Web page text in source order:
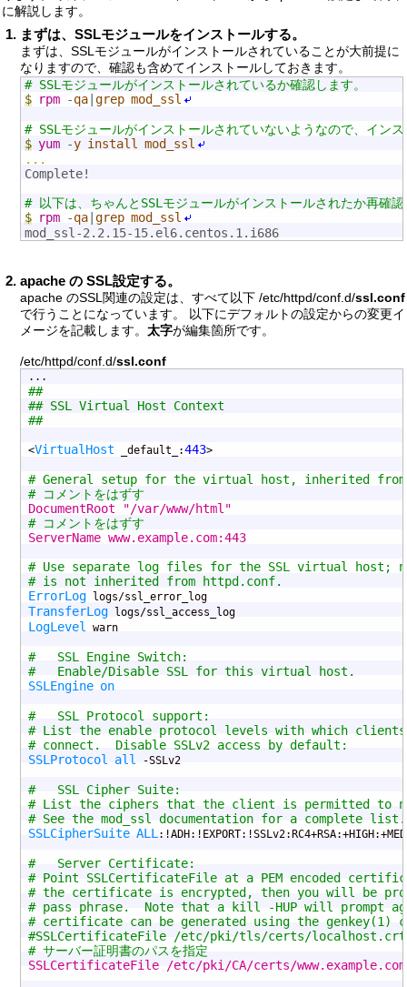
に解説します。
まずは、SSLモジュールをインストールする。
まずは、SSLモジュールがインストールされていることが大前提に
なりますので、確認も含めてインストールしておきます。
# SSLモジュールがインストールされているか確認します。
$ rpm -qa grep mod_ssl
# SSLモジュールがインストールされていないようなので、イン
$ yum -y install mod_ssl
...
Complete!
# 以下は、ちゃんとSSLモジュールがインストールされたか再確
$ rpm -qa grep mod_ssl
mod_ssl-2.2.15-15.el6.centos.1.i686
apache の SSL設定する。
apache のSSL関連の設定は、すべて以下 /etc/httpd/conf.d/ssl.conf
で行うことになっています。 以下にデフォルトの設定からの変更イ
メージを記載します。 太字が編集箇所です。
/etc/httpd/conf.d/ssl.conf
##
## SSL Virtual Host Context
##
<VirtualHost _default_:443>
# General setup for the virtual host, inherited
# コメントをはずす
# コメントをはずす
# Use separate log files for the SSL virtual host;
# is not inherited from httpd.conf.
ErrorLog
TransferLog
LogLevel warn
#   SSL Engine Switch:
#   Enable/Disable SSL for this virtual host.
SSLEngine on
#   SSL Protocol support:
# List the enable protocol levels with which
# connect.  Disable SSLv2 access by default:
SSLProtocol all -SSLv2
#   SSL Cipher Suite:
# List the ciphers that the client is permitted to
# See the mod_ssl documentation for a complete list.
SSLCipherSuite ALL
#   Server Certificate:
# Point SSLCertificateFile at a PEM encoded
# the certificate is encrypted, then you will be
# pass phrase.  Note that a kill -HUP will prompt
# certificate can be generated using the genkey(1)
#SSLCertificateFile /etc/pki/tls/certs/localhost.crt
# サーバー証明書のパスを指定
SSLCertificateFile /etc/pki/CA/certs/